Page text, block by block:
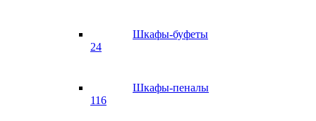
Шкафы-буфеты
24
Шкафы-пеналы
116